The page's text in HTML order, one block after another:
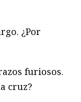
¿Por
furiosos.
cruz?